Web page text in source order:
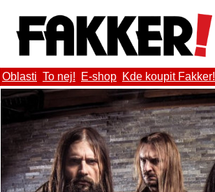
Oblasti To nej! E-shop Kde koupit Fakker!